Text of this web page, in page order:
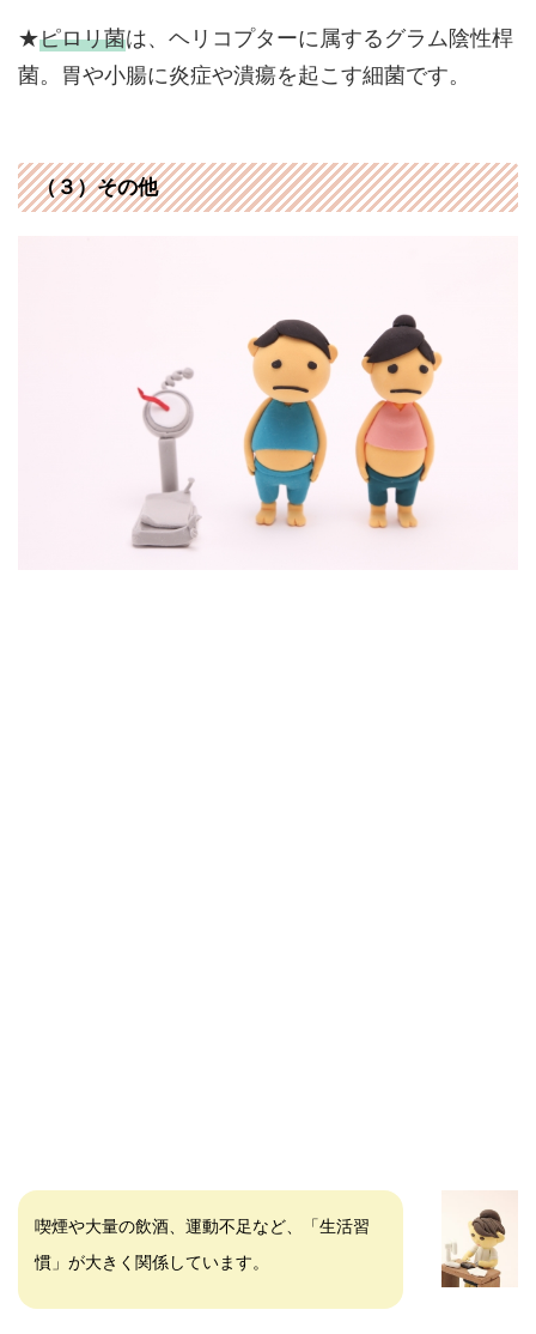
★ピロリ菌は、ヘリコプターに属するグラム陰性桿
菌。胃や小腸に炎症や潰瘍を起こす細菌です。
（３）その他
喫煙や大量の飲酒、運動不足など、「生活習
慣」が大きく関係しています。